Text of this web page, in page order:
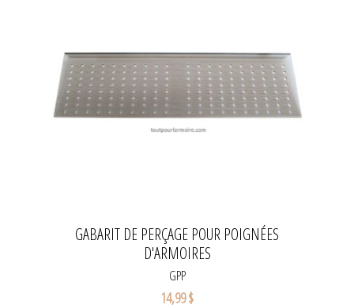
GABARIT DE PERÇAGE POUR POIGNÉES
D'ARMOIRES
GPP
14,99 $